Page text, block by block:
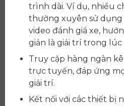
trình dài. Ví dụ, nhiều
thường xuyên sử dụng
video đánh giá xe,
giản là giải trí trong lúc
Truy cập hàng ngàn
trực tuyến, đáp ứng
giải trí.
Kết nối với các thiết bị